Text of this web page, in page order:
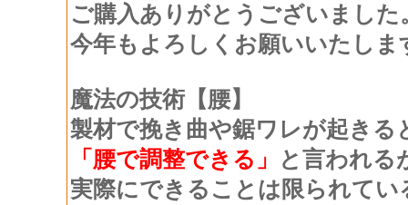
ご購入ありがとうございました
今年もよろしくお願いいたしま
魔法の技術【腰】
製材で挽き曲や鋸ワレが起きる
「腰で調整できる」
と言われる
実際にできることは限られてい